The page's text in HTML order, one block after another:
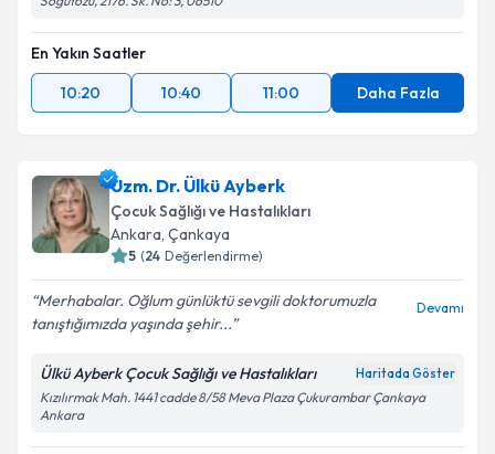
En Yakın Saatler
10:20
10:40 11:00 Daha Fazla
Uzm. Dr. Ülkü Ayberk
Çocuk Sağlığı ve Hastalıkları
Ankara, Çankaya
5 (24 Değerlendirme)
Merhabalar. Oğlum günlüktü sevgili doktorumuzla
tanıştığımızda yaşında şehir...
Devamı
Ülkü Ayberk Çocuk Sağlığı ve Hastalıkları Haritada Göster
Kızılırmak Mah. 1441 cadde 8/58 Meva Plaza Çukurambar Çankaya
Ankara